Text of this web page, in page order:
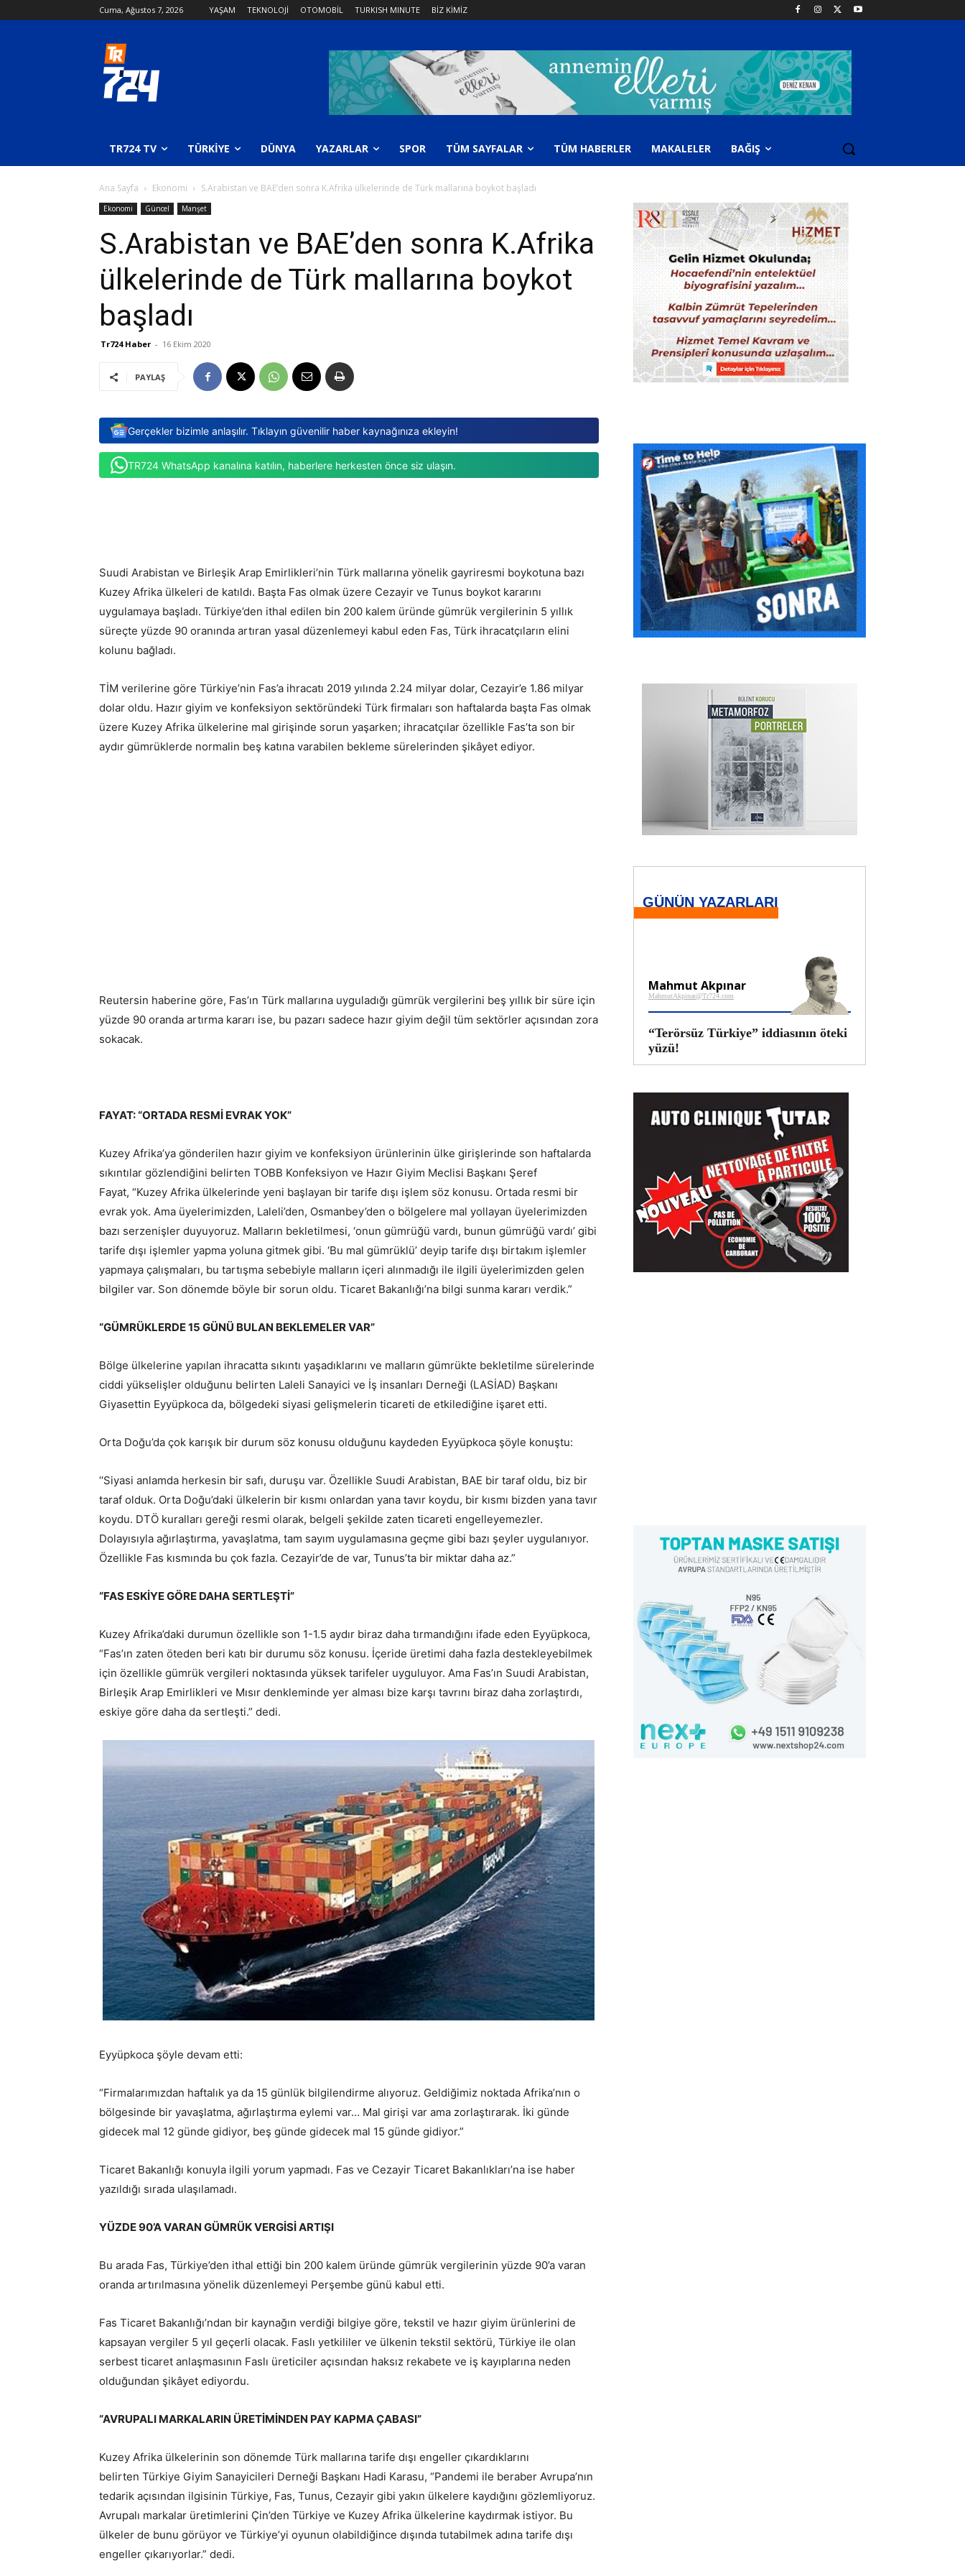
Cuma, Ağustos 7, 2026 YAŞAM TEKNOLOJİ OTOMOBİL TURKISH MINUTE BİZ KİMİZ
TR724 TV TÜRKIYE DÜNYA YAZARLAR SPOR TÜM SAYFALAR TÜM HABERLER MAKALELER BAĞIŞ
Ana Sayfa Ekonomi S.Arabistan ve BAE’den sonra K.Afrika ülkelerinde de Türk mallarına boykot başladı
Ekonomi Güncel Manşet
S.Arabistan ve BAE’den sonra K.Afrika
ülkelerinde de Türk mallarına boykot
başladı
Tr724 Haber - 16 Ekim 2020
PAYLAŞ
Gerçekler bizimle anlaşılır. Tıklayın güvenilir haber kaynağınıza ekleyin!
TR724 WhatsApp kanalına katılın, haberlere herkesten önce siz ulaşın.
Suudi Arabistan ve Birleşik Arap Emirlikleri’nin Türk mallarına yönelik gayriresmi boykotuna bazı
Kuzey Afrika ülkeleri de katıldı. Başta Fas olmak üzere Cezayir ve Tunus boykot kararını
uygulamaya başladı. Türkiye’den ithal edilen bin 200 kalem üründe gümrük vergilerinin 5 yıllık
süreçte yüzde 90 oranında artıran yasal düzenlemeyi kabul eden Fas, Türk ihracatçıların elini
kolunu bağladı.
TİM verilerine göre Türkiye’nin Fas’a ihracatı 2019 yılında 2.24 milyar dolar, Cezayir’e 1.86 milyar
dolar oldu. Hazır giyim ve konfeksiyon sektöründeki Türk firmaları son haftalarda başta Fas olmak
üzere Kuzey Afrika ülkelerine mal girişinde sorun yaşarken; ihracatçılar özellikle Fas’ta son bir
aydır gümrüklerde normalin beş katına varabilen bekleme sürelerinden şikâyet ediyor.
Reutersin haberine göre, Fas’ın Türk mallarına uyguladığı gümrük vergilerini beş yıllık bir süre için
yüzde 90 oranda artırma kararı ise, bu pazarı sadece hazır giyim değil tüm sektörler açısından zora
sokacak.
FAYAT: “ORTADA RESMİ EVRAK YOK”
Kuzey Afrika’ya gönderilen hazır giyim ve konfeksiyon ürünlerinin ülke girişlerinde son haftalarda
sıkıntılar gözlendiğini belirten TOBB Konfeksiyon ve Hazır Giyim Meclisi Başkanı Şeref
Fayat, “Kuzey Afrika ülkelerinde yeni başlayan bir tarife dışı işlem söz konusu. Ortada resmi bir
evrak yok. Ama üyelerimizden, Laleli’den, Osmanbey’den o bölgelere mal yollayan üyelerimizden
bazı serzenişler duyuyoruz. Malların bekletilmesi, ‘onun gümrüğü vardı, bunun gümrüğü vardı’ gibi
tarife dışı işlemler yapma yoluna gitmek gibi. ‘Bu mal gümrüklü’ deyip tarife dışı birtakım işlemler
yapmaya çalışmaları, bu tartışma sebebiyle malların içeri alınmadığı ile ilgili üyelerimizden gelen
bilgiler var. Son dönemde böyle bir sorun oldu. Ticaret Bakanlığı’na bilgi sunma kararı verdik.”
“GÜMRÜKLERDE 15 GÜNÜ BULAN BEKLEMELER VAR”
Bölge ülkelerine yapılan ihracatta sıkıntı yaşadıklarını ve malların gümrükte bekletilme sürelerinde
ciddi yükselişler olduğunu belirten Laleli Sanayici ve İş insanları Derneği (LASİAD) Başkanı
Giyasettin Eyyüpkoca da, bölgedeki siyasi gelişmelerin ticareti de etkilediğine işaret etti.
Orta Doğu’da çok karışık bir durum söz konusu olduğunu kaydeden Eyyüpkoca şöyle konuştu:
‘‘Siyasi anlamda herkesin bir safı, duruşu var. Özellikle Suudi Arabistan, BAE bir taraf oldu, biz bir
taraf olduk. Orta Doğu’daki ülkelerin bir kısmı onlardan yana tavır koydu, bir kısmı bizden yana tavır
koydu. DTÖ kuralları gereği resmi olarak, belgeli şekilde zaten ticareti engelleyemezler.
Dolayısıyla ağırlaştırma, yavaşlatma, tam sayım uygulamasına geçme gibi bazı şeyler uygulanıyor.
Özellikle Fas kısmında bu çok fazla. Cezayir’de de var, Tunus’ta bir miktar daha az.”
“FAS ESKİYE GÖRE DAHA SERTLEŞTİ”
Kuzey Afrika’daki durumun özellikle son 1-1.5 aydır biraz daha tırmandığını ifade eden Eyyüpkoca,
“Fas’ın zaten öteden beri katı bir durumu söz konusu. İçeride üretimi daha fazla destekleyebilmek
için özellikle gümrük vergileri noktasında yüksek tarifeler uyguluyor. Ama Fas’ın Suudi Arabistan,
Birleşik Arap Emirlikleri ve Mısır denkleminde yer alması bize karşı tavrını biraz daha zorlaştırdı,
eskiye göre daha da sertleşti.” dedi.
Eyyüpkoca şöyle devam etti:
“Firmalarımızdan haftalık ya da 15 günlük bilgilendirme alıyoruz. Geldiğimiz noktada Afrika’nın o
bölgesinde bir yavaşlatma, ağırlaştırma eylemi var… Mal girişi var ama zorlaştırarak. İki günde
gidecek mal 12 günde gidiyor, beş günde gidecek mal 15 günde gidiyor.”
Ticaret Bakanlığı konuyla ilgili yorum yapmadı. Fas ve Cezayir Ticaret Bakanlıkları’na ise haber
yazıldığı sırada ulaşılamadı.
YÜZDE 90’A VARAN GÜMRÜK VERGİSİ ARTIŞI
Bu arada Fas, Türkiye’den ithal ettiği bin 200 kalem üründe gümrük vergilerinin yüzde 90’a varan
oranda artırılmasına yönelik düzenlemeyi Perşembe günü kabul etti.
Fas Ticaret Bakanlığı’ndan bir kaynağın verdiği bilgiye göre, tekstil ve hazır giyim ürünlerini de
kapsayan vergiler 5 yıl geçerli olacak. Faslı yetkililer ve ülkenin tekstil sektörü, Türkiye ile olan
serbest ticaret anlaşmasının Faslı üreticiler açısından haksız rekabete ve iş kayıplarına neden
olduğundan şikâyet ediyordu.
“AVRUPALI MARKALARIN ÜRETİMİNDEN PAY KAPMA ÇABASI”
Kuzey Afrika ülkelerinin son dönemde Türk mallarına tarife dışı engeller çıkardıklarını
belirten Türkiye Giyim Sanayicileri Derneği Başkanı Hadi Karasu, “Pandemi ile beraber Avrupa’nın
tedarik açısından ilgisinin Türkiye, Fas, Tunus, Cezayir gibi yakın ülkelere kaydığını gözlemliyoruz.
Avrupalı markalar üretimlerini Çin’den Türkiye ve Kuzey Afrika ülkelerine kaydırmak istiyor. Bu
ülkeler de bunu görüyor ve Türkiye’yi oyunun olabildiğince dışında tutabilmek adına tarife dışı
engeller çıkarıyorlar.” dedi.
GÜNÜN YAZARLARI
Mahmut Akpınar
MahmutAkpinar@Tr724.com
“Terörsüz Türkiye” iddiasının öteki
yüzü!